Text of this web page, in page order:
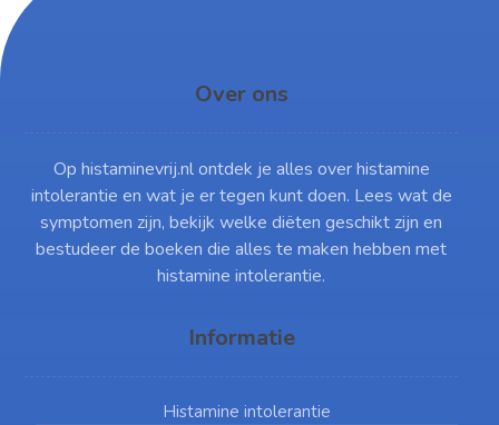
Over ons
Op histaminevrij.nl ontdek je alles over histamine
intolerantie en wat je er tegen kunt doen. Lees wat de
symptomen zijn, bekijk welke diëten geschikt zijn en
bestudeer de boeken die alles te maken hebben met
histamine intolerantie.
Informatie
Histamine intolerantie